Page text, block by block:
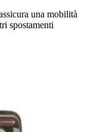
una mobilità
spostamenti